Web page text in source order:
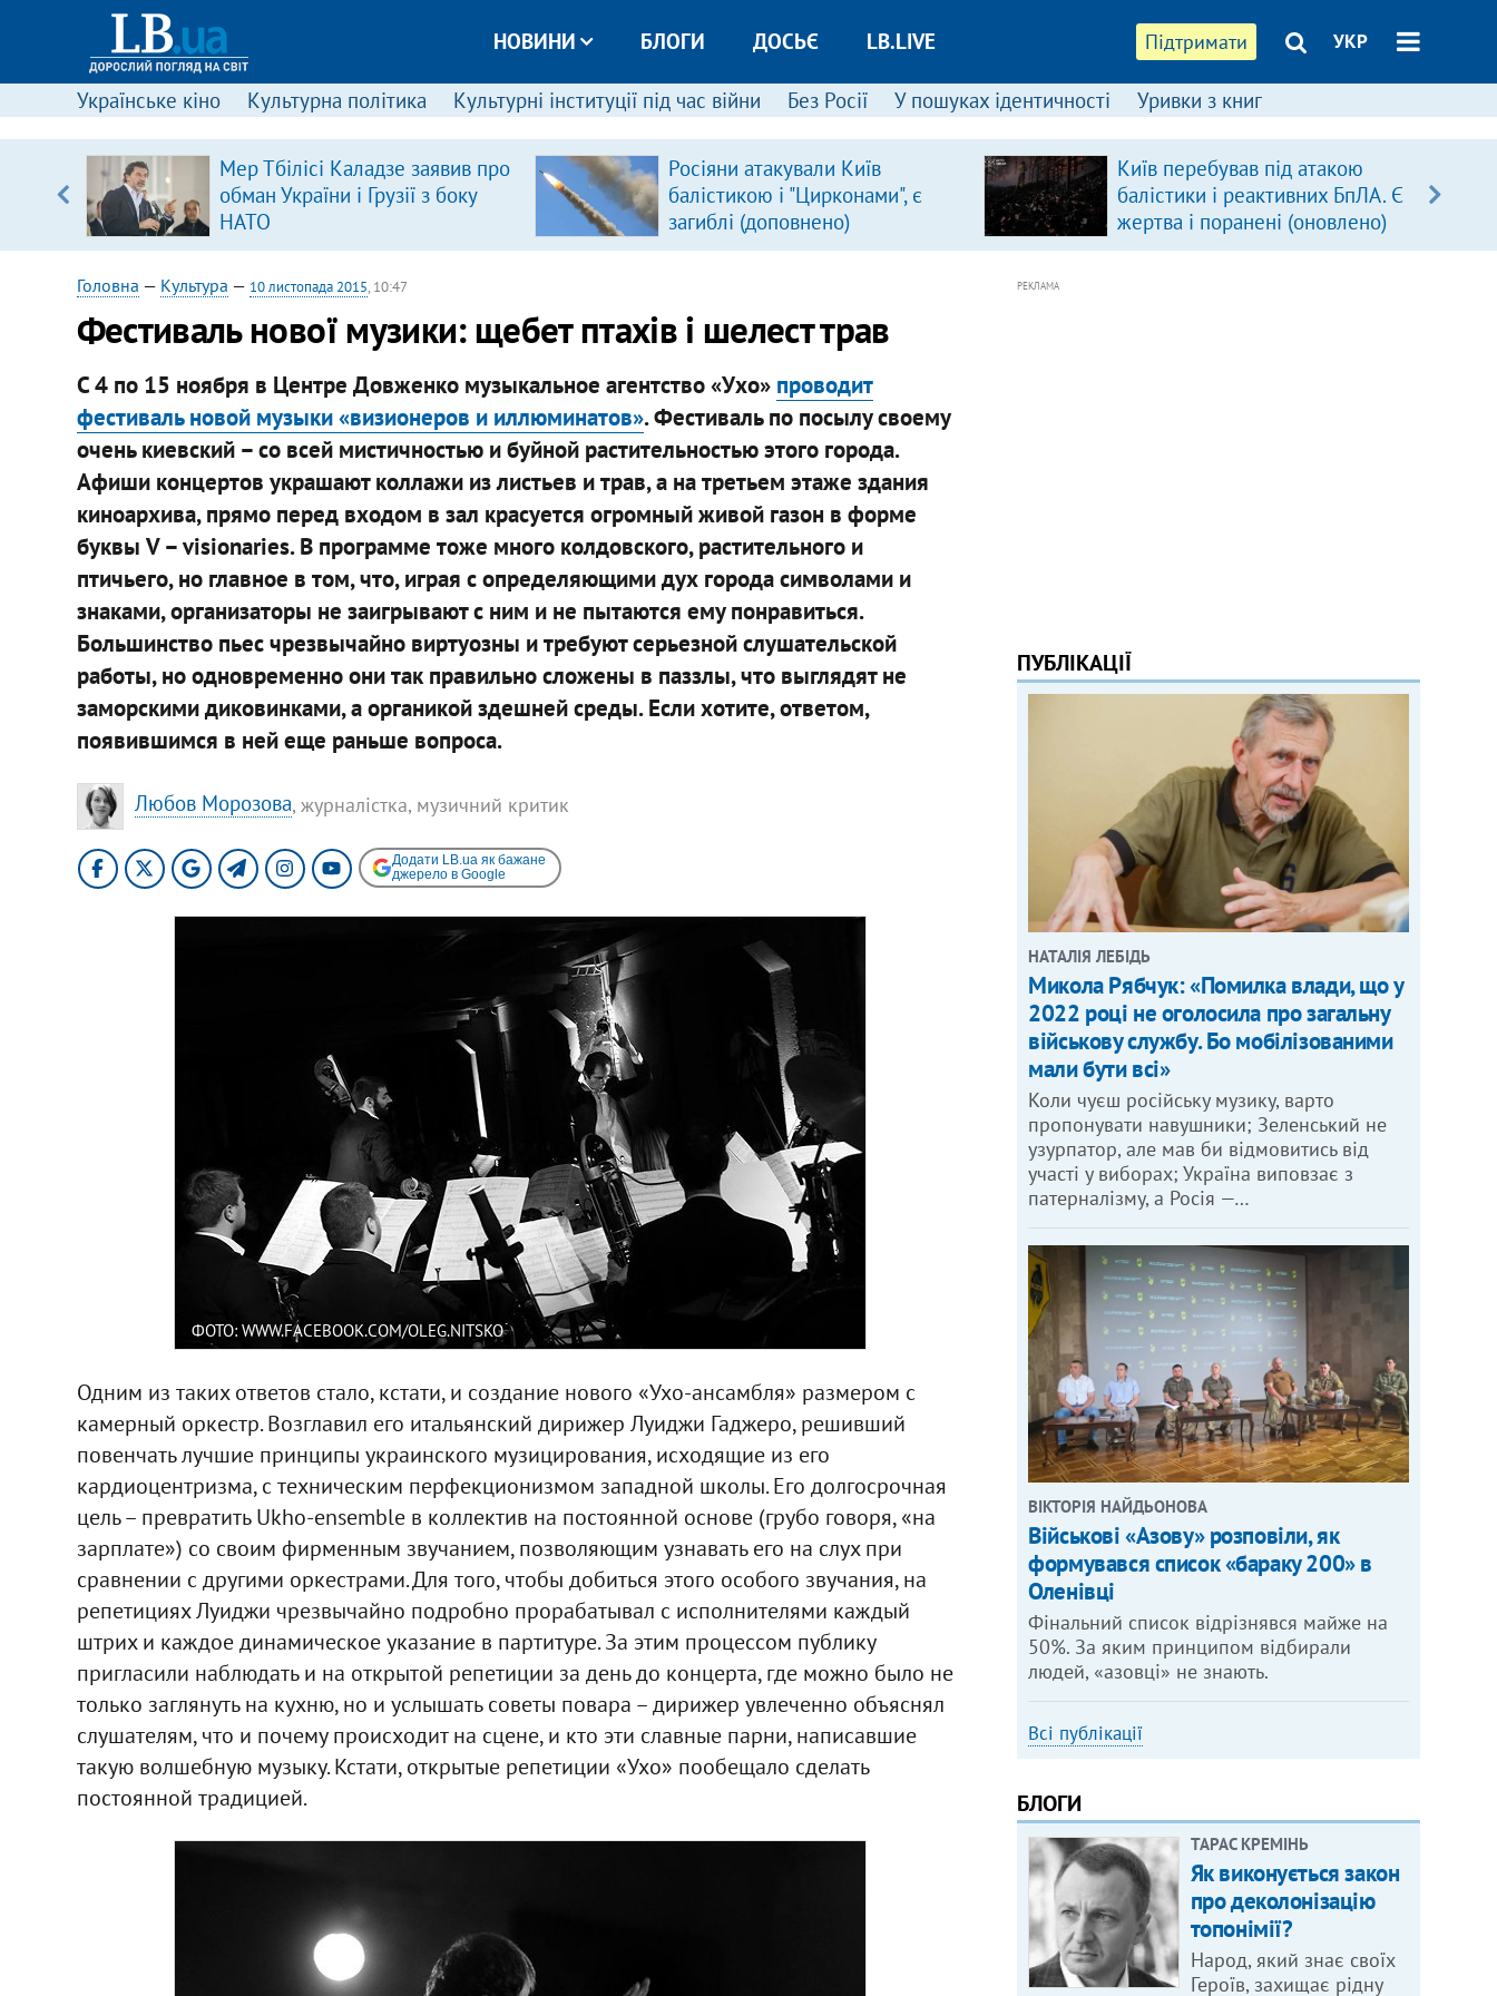
Підтримати УКР
НОВИНИ БЛОГИ ДОСЬЄ LB.LIVE
Українське кіно Культурна політика Культурні інституції під час війни Без Росії У пошуках ідентичності Уривки з книг
Мер Тбілісі Каладзе заявив про
обман України і Грузії з боку
НАТО
Росіяни атакували Київ
балістикою і "Цирконами", є
загиблі (доповнено)
Київ перебував під атакою
балістики і реактивних БпЛА. Є
жертва і поранені (оновлено)
Головна — Культура — 10 листопада 2015, 10:47
Фестиваль нової музики: щебет птахів і шелест трав
С 4 по 15 ноября в Центре Довженко музыкальное агентство «Ухо» проводит
фестиваль новой музыки «визионеров и иллюминатов». Фестиваль по посылу своему
очень киевский – со всей мистичностью и буйной растительностью этого города.
Афиши концертов украшают коллажи из листьев и трав, а на третьем этаже здания
киноархива, прямо перед входом в зал красуется огромный живой газон в форме
буквы V – visionaries. В программе тоже много колдовского, растительного и
птичьего, но главное в том, что, играя с определяющими дух города символами и
знаками, организаторы не заигрывают с ним и не пытаются ему понравиться.
Большинство пьес чрезвычайно виртуозны и требуют серьезной слушательской
работы, но одновременно они так правильно сложены в паззлы, что выглядят не
заморскими диковинками, а органикой здешней среды. Если хотите, ответом,
появившимся в ней еще раньше вопроса.
Любов Морозова, журналістка, музичний критик
Додати LB.ua як бажане
джерело в Google
ФОТО: WWW.FACEBOOK.COM/OLEG.NITSKO
Одним из таких ответов стало, кстати, и создание нового «Ухо-ансамбля» размером с
камерный оркестр. Возглавил его итальянский дирижер Луиджи Гаджеро, решивший
повенчать лучшие принципы украинского музицирования, исходящие из его
кардиоцентризма, с техническим перфекционизмом западной школы. Его долгосрочная
цель – превратить Ukho-ensemble в коллектив на постоянной основе (грубо говоря, «на
зарплате») со своим фирменным звучанием, позволяющим узнавать его на слух при
сравнении с другими оркестрами. Для того, чтобы добиться этого особого звучания, на
репетициях Луиджи чрезвычайно подробно прорабатывал с исполнителями каждый
штрих и каждое динамическое указание в партитуре. За этим процессом публику
пригласили наблюдать и на открытой репетиции за день до концерта, где можно было не
только заглянуть на кухню, но и услышать советы повара – дирижер увлеченно объяснял
слушателям, что и почему происходит на сцене, и кто эти славные парни, написавшие
такую волшебную музыку. Кстати, открытые репетиции «Ухо» пообещало сделать
постоянной традицией.
РЕКЛАМА
ПУБЛІКАЦІЇ
НАТАЛІЯ ЛЕБІДЬ
Микола Рябчук: «Помилка влади, що у
2022 році не оголосила про загальну
військову службу. Бо мобілізованими
мали бути всі»
Коли чуєш російську музику, варто
пропонувати навушники; Зеленський не
узурпатор, але мав би відмовитись від
участі у виборах; Україна виповзає з
патерналізму, а Росія —…
ВІКТОРІЯ НАЙДЬОНОВА
Військові «Азову» розповіли, як
формувався список «бараку 200» в
Оленівці
Фінальний список відрізнявся майже на
50%. За яким принципом відбирали
людей, «азовці» не знають.
Всі публікації
БЛОГИ
ТАРАС КРЕМІНЬ
Як виконується закон
про деколонізацію
топонімії?
Народ, який знає своїх
Героїв, захищає рідну